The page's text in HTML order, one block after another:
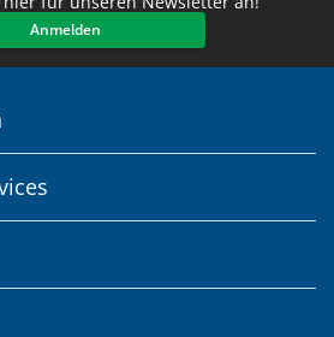
Anmelden